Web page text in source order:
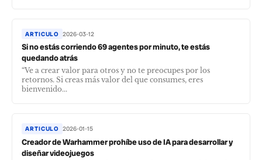
ARTICULO 2026-03-12
Si no estás corriendo 69 agentes por minuto, te estás
quedando atrás
“Ve a crear valor para otros y no te preocupes por los
retornos. Si creas más valor del que consumes, eres
bienvenido...
ARTICULO 2026-01-15
Creador de Warhammer prohíbe uso de IA para desarrollar y
diseñar videojuegos